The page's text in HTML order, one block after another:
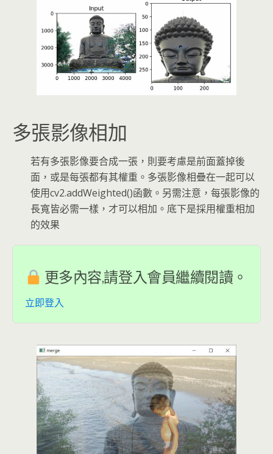
多張影像相加
若有多張影像要合成一張，則要考慮是前面蓋掉後
面，或是每張都有其權重。多張影像相疊在一起可以
使用cv2.addWeighted()函數。另需注意，每張影像的
長寬皆必需一樣，才可以相加。底下是採用權重相加
的效果
更多內容,請登入會員繼續閱讀。
立即登入